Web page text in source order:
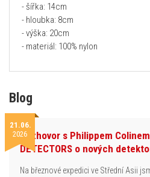
- šířka: 14cm
- hloubka: 8cm
- výška: 20cm
- materiál: 100% nylon
Blog
21.06.
2026Rozhovor s Philippem
DETECTORS o nových
Na březnové expedici ve Střední Asii